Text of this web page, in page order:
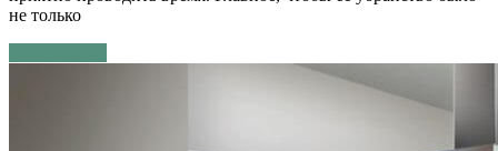
не только